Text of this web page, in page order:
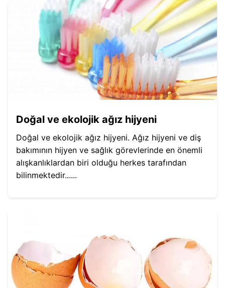
Doğal ve ekolojik ağız hijyeni
Doğal ve ekolojik ağız hijyeni. Ağız hijyeni ve diş
bakımının hijyen ve sağlık görevlerinde en önemli
alışkanlıklardan biri olduğu herkes tarafından
bilinmektedir......